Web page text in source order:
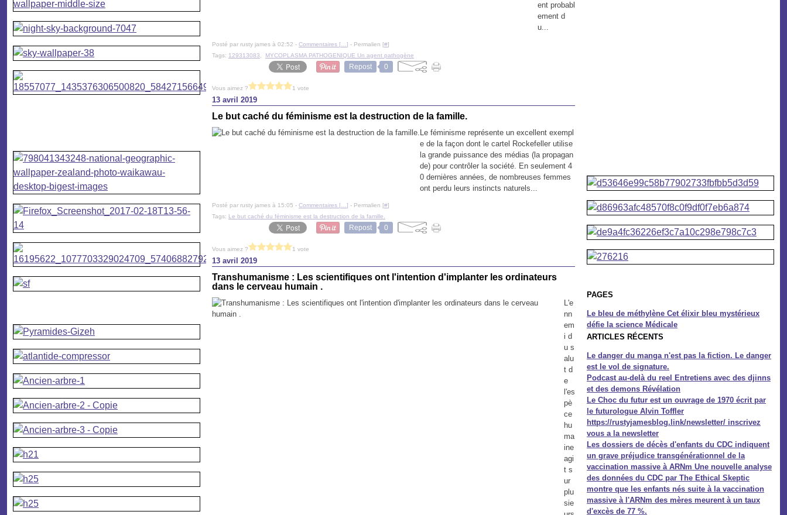
ent probabl
ement d
u...
Posté par rusty james à 02:52 - Commentaires [ ] - Permalien [#]
Tags: 129313083 MYCOPLASMA PATHOGENIQUE Un agent pathogène
Repost 0
Vous aimez ? 1 vote
13 avril 2019
Le but caché du féminisme est la destruction de la famille.
Le féminisme représente un excellent exempl
e de la façon dont le cartel Rockefeller utilise
la grande puissance des médias (la propagan
de) pour contrôler la société. En seulement 4
0 dernières années, de nombreuses femmes
ont perdu leurs instincts naturels...
Posté par rusty james à 15:05 - Commentaires [ ] - Permalien [#]
Tags: Le but caché du féminisme est la destruction de la famille.
Repost 0
Vous aimez ? 1 vote
13 avril 2019
Transhumanisme : Les scientifiques ont l'intention d'implanter les ordinateurs
dans le cerveau humain .
L'e
nn
em
i d
u s
alu
t d
e
l'es
pè
ce
hu
ma
ine
agi
t s
ur
plu
sie
PAGES
Le bleu de méthylène Cet élixir bleu mystérieux
défie la science Médicale
ARTICLES RÉCENTS
Le danger du manga n'est pas la fiction. Le danger
est le vol de signature.
Podcast au-delà du reel Entretiens avec des djinns
et des demons Révélation
Le Choc du futur est un ouvrage de 1970 écrit par
le futurologue Alvin Toffler
https://rustyjamesblog.link/newsletter/ inscrivez
vous a la newsletter
Les dossiers de décès d'enfants du CDC indiquent
un grave préjudice transgénérationnel de la
vaccination massive à ARNm Une nouvelle analyse
des données du CDC par The Ethical Skeptic
montre que les enfants nés suite à la vaccination
massive à l'ARNm des mères meurent à un taux
d'excès de 77 %.